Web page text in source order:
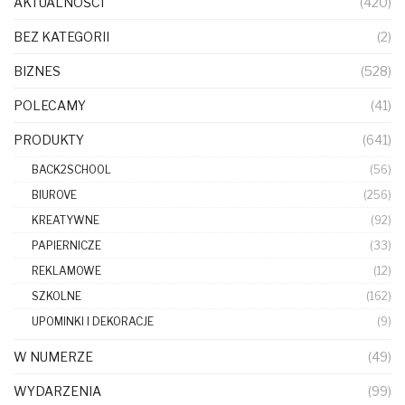
BEZ KATEGORII (2)
BIZNES (528)
POLECAMY (41)
PRODUKTY (641)
BACK2SCHOOL
(56)
BIUROVE
(256)
KREATYWNE
(92)
PAPIERNICZE
(33)
REKLAMOWE
(12)
SZKOLNE
(162)
UPOMINKI I DEKORACJE
(9)
W NUMERZE (49)
WYDARZENIA (99)